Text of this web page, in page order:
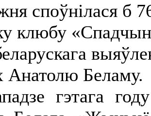
споўнілася б
клюбу
Анатолю Беламу.
гэтага